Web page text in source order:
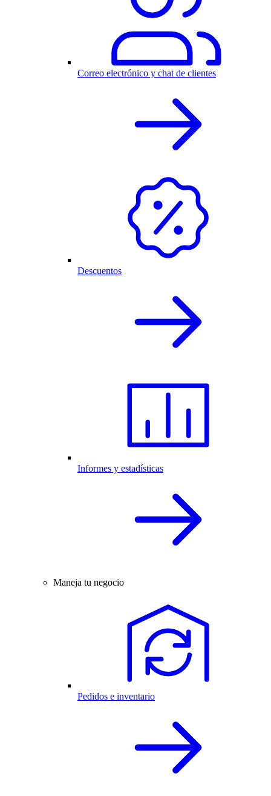
Correo electrónico y chat de clientes
Descuentos
Informes y estadísticas
Maneja tu negocio
Pedidos e inventario